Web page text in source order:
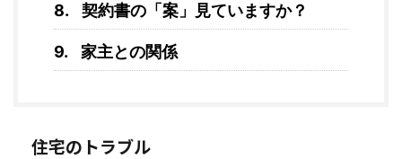
契約書の「案」見ていますか？
家主との関係
住宅のトラブル